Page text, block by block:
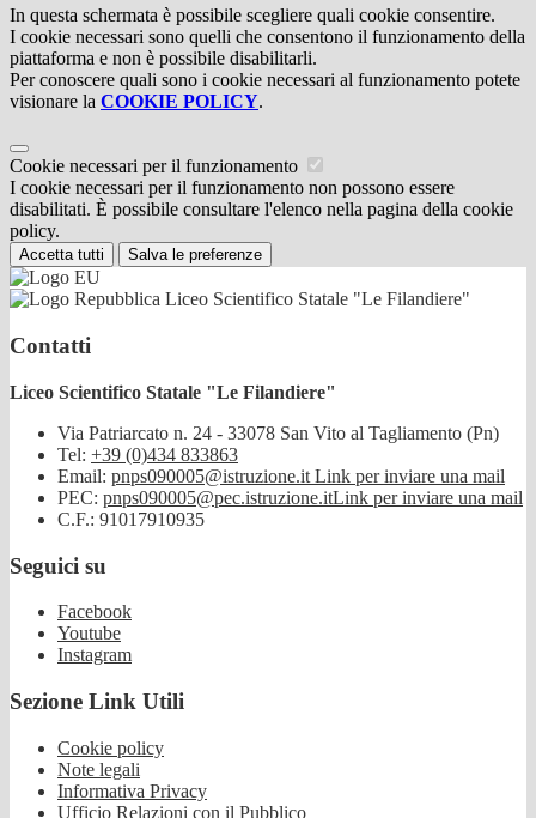
In questa schermata è possibile scegliere quali cookie consentire.
I cookie necessari sono quelli che consentono il funzionamento della
piattaforma e non è possibile disabilitarli.
Per conoscere quali sono i cookie necessari al funzionamento potete
visionare la COOKIE POLICY.
Cookie necessari per il funzionamento
I cookie necessari per il funzionamento non possono essere
disabilitati. È possibile consultare l'elenco nella pagina della cookie
policy.
Accetta tutti Salva le preferenze
Liceo Scientifico Statale "Le Filandiere"
Contatti
Liceo Scientifico Statale "Le Filandiere"
Via Patriarcato n. 24 - 33078 San Vito al Tagliamento (Pn)
Tel: +39 (0)434 833863
Email: pnps090005@istruzione.it Link per inviare una mail
PEC: pnps090005@pec.istruzione.itLink per inviare una mail
C.F.: 91017910935
Seguici su
Facebook
Youtube
Instagram
Sezione Link Utili
Cookie policy
Note legali
Informativa Privacy
Ufficio Relazioni con il Pubblico